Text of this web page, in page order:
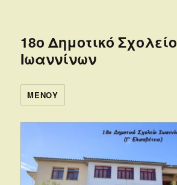
18ο Δημοτικό Σχολείο
Ιωαννίνων
ΜΕΝΟΎ